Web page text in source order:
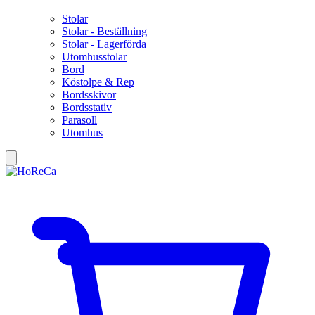
Stolar
Stolar - Beställning
Stolar - Lagerförda
Utomhusstolar
Bord
Köstolpe & Rep
Bordsskivor
Bordsstativ
Parasoll
Utomhus